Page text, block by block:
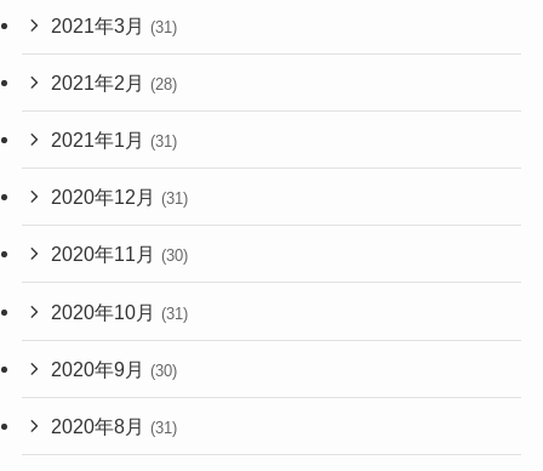
2021年3月 (31)
2021年2月 (28)
2021年1月 (31)
2020年12月 (31)
2020年11月 (30)
2020年10月 (31)
2020年9月 (30)
2020年8月 (31)